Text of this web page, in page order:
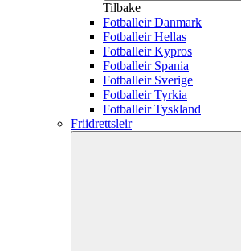
Tilbake
Fotballeir Danmark
Fotballeir Hellas
Fotballeir Kypros
Fotballeir Spania
Fotballeir Sverige
Fotballeir Tyrkia
Fotballeir Tyskland
Friidrettsleir